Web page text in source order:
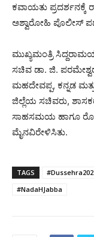
ಕವಾಯತು
ಅಶ್ವಾರೋಹಿ ಪೊಲೀಸ್
ಮುಖ್ಯಮಂತ್ರಿ
ಸಚಿವ ಡಾ. ಜಿ.
ಮಹದೇವಪ್ಪ, ಕನ್ನಡ
ಜಿಲ್ಲೆಯ ಸಚಿವರು,
ಸಾಹಸಮಯ ಹಾಗೂ
ಮೈನವಿರೇಳಿಸಿತು.
TAGS
#NadaHJabba